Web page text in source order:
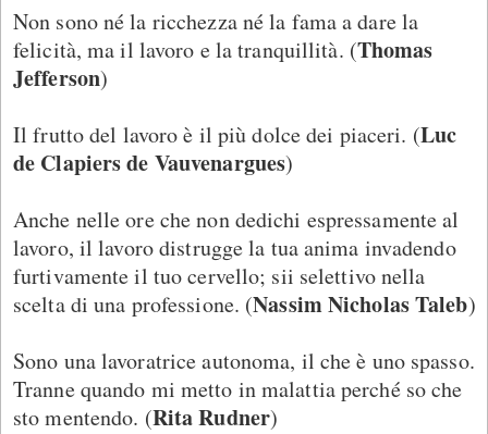
Non sono né la ricchezza né la fama a dare la
felicità, ma il lavoro e la tranquillità. (Thomas
Jefferson)
Il frutto del lavoro è il più dolce dei piaceri. (Luc
de Clapiers de Vauvenargues)
Anche nelle ore che non dedichi espressamente al
lavoro, il lavoro distrugge la tua anima invadendo
furtivamente il tuo cervello; sii selettivo nella
scelta di una professione. (Nassim Nicholas Taleb)
Sono una lavoratrice autonoma, il che è uno spasso.
Tranne quando mi metto in malattia perché so che
sto mentendo. (Rita Rudner)